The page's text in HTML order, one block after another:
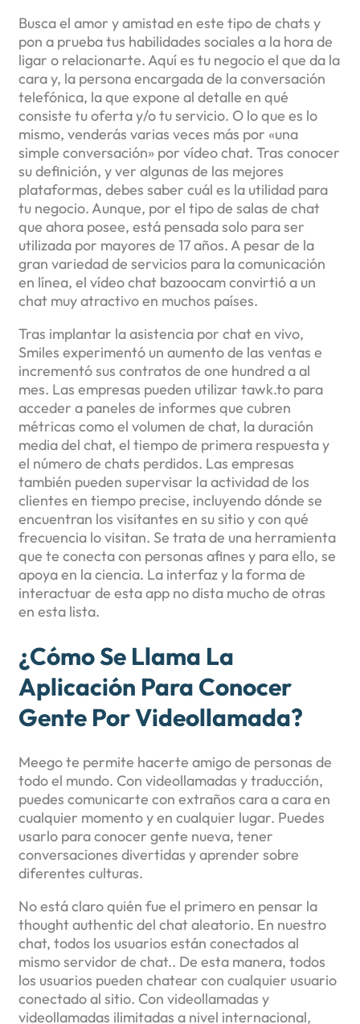
Busca el amor y amistad en este tipo de chats y
pon a prueba tus habilidades sociales a la hora de
ligar o relacionarte. Aquí es tu negocio el que da la
cara y, la persona encargada de la conversación
telefónica, la que expone al detalle en qué
consiste tu oferta y/o tu servicio. O lo que es lo
mismo, venderás varias veces más por «una
simple conversación» por vídeo chat. Tras conocer
su definición, y ver algunas de las mejores
plataformas, debes saber cuál es la utilidad para
tu negocio. Aunque, por el tipo de salas de chat
que ahora posee, está pensada solo para ser
utilizada por mayores de 17 años. A pesar de la
gran variedad de servicios para la comunicación
en línea, el vídeo chat bazoocam convirtió a un
chat muy atractivo en muchos países.
Tras implantar la asistencia por chat en vivo,
Smiles experimentó un aumento de las ventas e
incrementó sus contratos de one hundred a al
mes. Las empresas pueden utilizar tawk.to para
acceder a paneles de informes que cubren
métricas como el volumen de chat, la duración
media del chat, el tiempo de primera respuesta y
el número de chats perdidos. Las empresas
también pueden supervisar la actividad de los
clientes en tiempo precise, incluyendo dónde se
encuentran los visitantes en su sitio y con qué
frecuencia lo visitan. Se trata de una herramienta
que te conecta con personas afines y para ello, se
apoya en la ciencia. La interfaz y la forma de
interactuar de esta app no dista mucho de otras
en esta lista.
¿Cómo Se Llama La
Aplicación Para Conocer
Gente Por Videollamada?
Meego te permite hacerte amigo de personas de
todo el mundo. Con videollamadas y traducción,
puedes comunicarte con extraños cara a cara en
cualquier momento y en cualquier lugar. Puedes
usarlo para conocer gente nueva, tener
conversaciones divertidas y aprender sobre
diferentes culturas.
No está claro quién fue el primero en pensar la
thought authentic del chat aleatorio. En nuestro
chat, todos los usuarios están conectados al
mismo servidor de chat.. De esta manera, todos
los usuarios pueden chatear con cualquier usuario
conectado al sitio. Con videollamadas y
videollamadas ilimitadas a nivel internacional,